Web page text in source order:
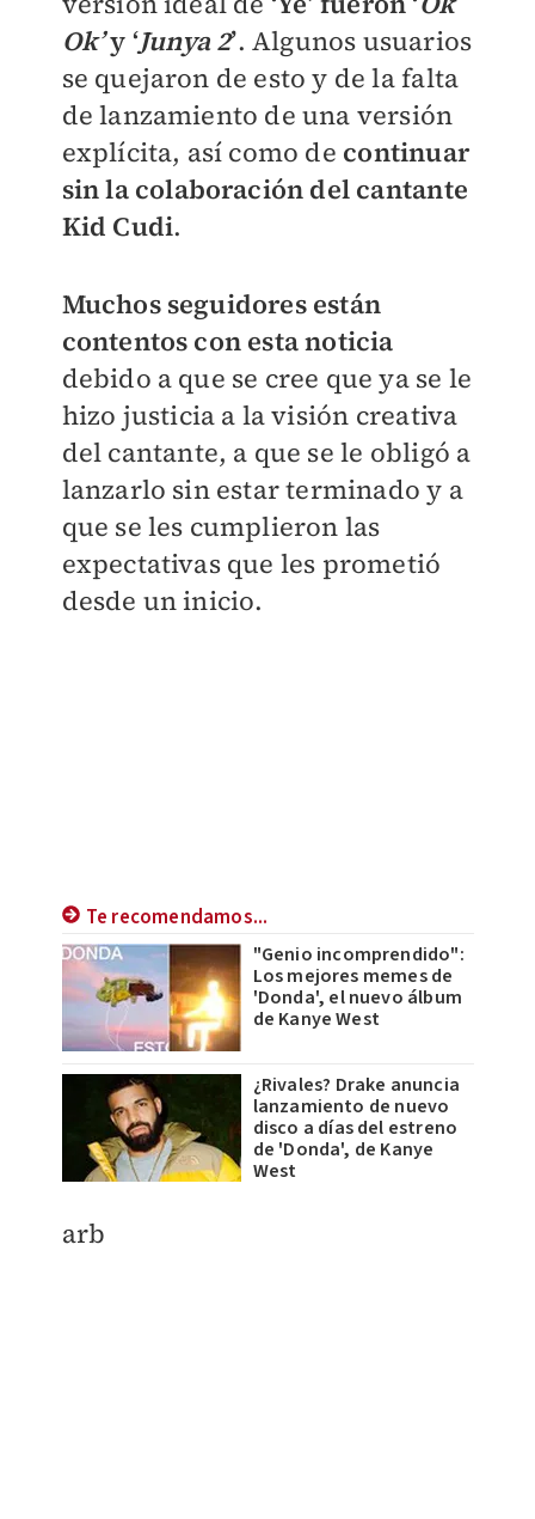
Ok’y ‘Junya 2’. Algunos usuarios
se quejaron de esto y de la falta
de lanzamiento de una versión
explícita, así como de continuar
sin la colaboración del cantante
Kid Cudi.
Muchos seguidores están
contentos con esta noticia
debido a que se cree que ya se le
hizo justicia a la visión creativa
del cantante, a que se le obligó a
lanzarlo sin estar terminado y a
que se les cumplieron las
expectativas que les prometió
desde un inicio.
Te recomendamos...
"Genio incomprendido":
Los mejores memes de
'Donda', el nuevo álbum
de Kanye West
¿Rivales? Drake anuncia
lanzamiento de nuevo
disco a días del estreno
de 'Donda', de Kanye
West
arb